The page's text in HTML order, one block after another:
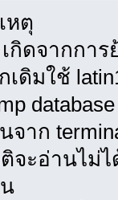
หตุ
ดจากการย้
เดิมใช้
จาก
จะอ่านไม่ไ